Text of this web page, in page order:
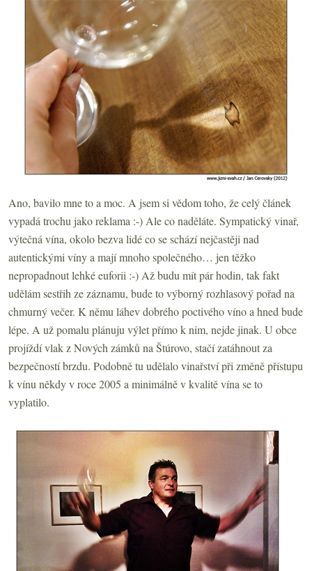
Ano, bavilo mne to a moc. A jsem si vědom toho, že celý článek
vypadá trochu jako reklama :-) Ale co naděláte. Sympatický vinař,
výtečná vína, okolo bezva lidé co se schází nejčastěji nad
autentickými víny a mají mnoho společného… jen těžko
nepropadnout lehké euforii :-) Až budu mít pár hodin, tak fakt
udělám sestřih ze záznamu, bude to výborný rozhlasový pořad na
chmurný večer. K němu láhev dobrého poctivého víno a hned bude
lépe. A už pomalu plánuju výlet přímo k nim, nejde jinak. U obce
projíždí vlak z Nových zámků na Štúrovo, stačí zatáhnout za
bezpečností brzdu. Podobně tu udělalo vinařství při změně přístupu
k vínu někdy v roce 2005 a minimálně v kvalitě vína se to
vyplatilo.